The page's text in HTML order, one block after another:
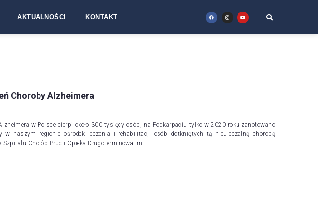
AKTUALNOŚCI KONTAKT
Choroby Alzheimera
w Polsce cierpi około 300 tysięcy osób, na Podkarpaciu tylko w 2020 roku zanotowano
w naszym regionie ośrodek leczenia i rehabilitacji osób dotkniętych tą nieuleczalną chorobą
Chorób Płuc i Opieka Długoterminowa im.…